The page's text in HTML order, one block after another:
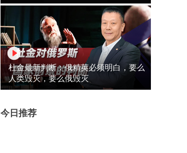
杜金最新判断：俄精英必须明白，要么
人类毁灭，要么俄毁灭
今日推荐